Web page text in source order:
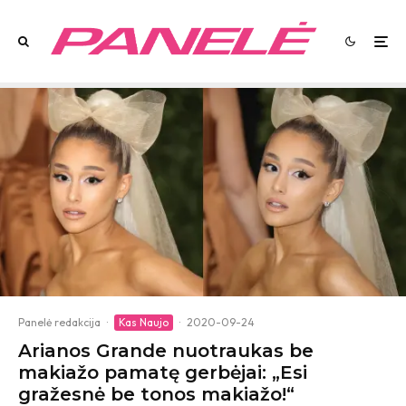
Panelė redakcija · Kas Naujo · 2020-09-24
Arianos Grande nuotraukas be
makiažo pamatę gerbėjai: „Esi
gražesnė be tonos makiažo!“